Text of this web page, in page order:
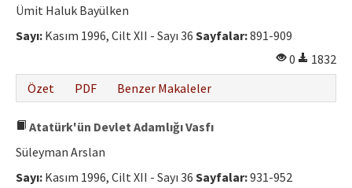
Ümit Haluk Bayülken
Sayı: Kasım 1996, Cilt XII - Sayı 36 Sayfalar:891-909
0
1832
Özet
PDF Benzer Makaleler
Atatürk'ün Devlet Adamlığı Vasfı
Süleyman Arslan
Sayı: Kasım 1996, Cilt XII - Sayı 36 Sayfalar:931-952